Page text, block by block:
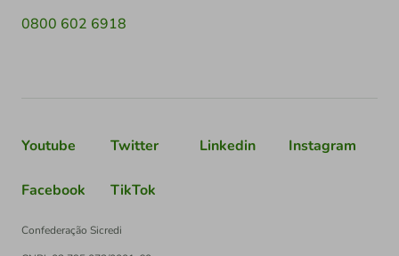
0800 602 6918
Youtube Twitter Linkedin Instagram
Facebook TikTok
Confederação Sicredi